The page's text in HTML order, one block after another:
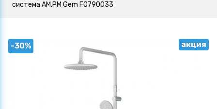
система AM.PM Gem F0790033
-30% акция